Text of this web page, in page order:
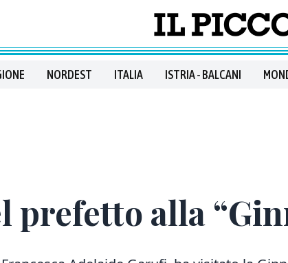
NORDEST ITALIA ISTRIA - BALCANI
prefetto alla